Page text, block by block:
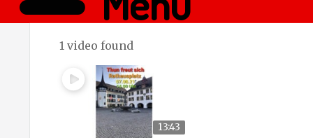
1 video found
13:43